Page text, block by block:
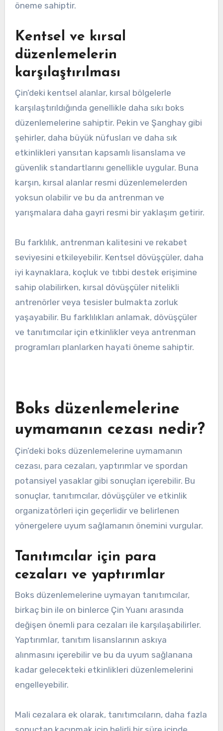
öneme sahiptir.
Kentsel ve kırsal
düzenlemelerin
karşılaştırılması
Çin’deki kentsel alanlar, kırsal bölgelerle
karşılaştırıldığında genellikle daha sıkı boks
düzenlemelerine sahiptir. Pekin ve Şanghay gibi
şehirler, daha büyük nüfusları ve daha sık
etkinlikleri yansıtan kapsamlı lisanslama ve
güvenlik standartlarını genellikle uygular. Buna
karşın, kırsal alanlar resmi düzenlemelerden
yoksun olabilir ve bu da antrenman ve
yarışmalara daha gayri resmi bir yaklaşım getirir.
Bu farklılık, antrenman kalitesini ve rekabet
seviyesini etkileyebilir. Kentsel dövüşçüler, daha
iyi kaynaklara, koçluk ve tıbbi destek erişimine
sahip olabilirken, kırsal dövüşçüler nitelikli
antrenörler veya tesisler bulmakta zorluk
yaşayabilir. Bu farklılıkları anlamak, dövüşçüler
ve tanıtımcılar için etkinlikler veya antrenman
programları planlarken hayati öneme sahiptir.
Boks düzenlemelerine
uymamanın cezası nedir?
Çin’deki boks düzenlemelerine uymamanın
cezası, para cezaları, yaptırımlar ve spordan
potansiyel yasaklar gibi sonuçları içerebilir. Bu
sonuçlar, tanıtımcılar, dövüşçüler ve etkinlik
organizatörleri için geçerlidir ve belirlenen
yönergelere uyum sağlamanın önemini vurgular.
Tanıtımcılar için para
cezaları ve yaptırımlar
Boks düzenlemelerine uymayan tanıtımcılar,
birkaç bin ile on binlerce Çin Yuanı arasında
değişen önemli para cezaları ile karşılaşabilirler.
Yaptırımlar, tanıtım lisanslarının askıya
alınmasını içerebilir ve bu da uyum sağlanana
kadar gelecekteki etkinlikleri düzenlemelerini
engelleyebilir.
Mali cezalara ek olarak, tanıtımcıların, daha fazla